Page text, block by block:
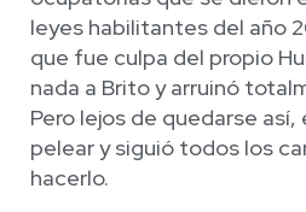
leyes habilitantes del año
que fue culpa del propio
nada a Brito y arruinó
Pero lejos de quedarse así,
pelear y siguió todos los
hacerlo.